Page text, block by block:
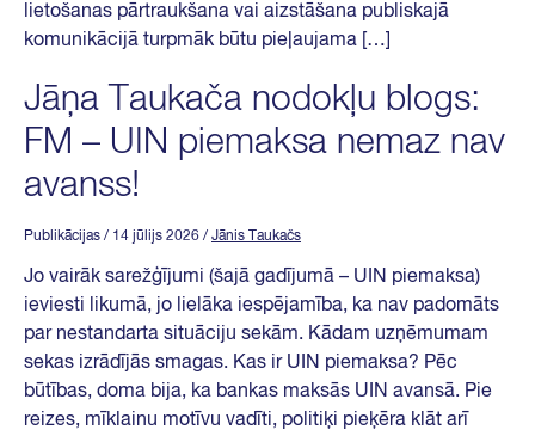
lietošanas pārtraukšana vai aizstāšana publiskajā
komunikācijā turpmāk būtu pieļaujama […]
Jāņa Taukača nodokļu blogs:
FM – UIN piemaksa nemaz nav
avanss!
Publikācijas / 14 jūlijs 2026 / Jānis Taukačs
Jo vairāk sarežģījumi (šajā gadījumā – UIN piemaksa)
ieviesti likumā, jo lielāka iespējamība, ka nav padomāts
par nestandarta situāciju sekām. Kādam uzņēmumam
sekas izrādījās smagas. Kas ir UIN piemaksa? Pēc
būtības, doma bija, ka bankas maksās UIN avansā. Pie
reizes, mīklainu motīvu vadīti, politiķi pieķēra klāt arī